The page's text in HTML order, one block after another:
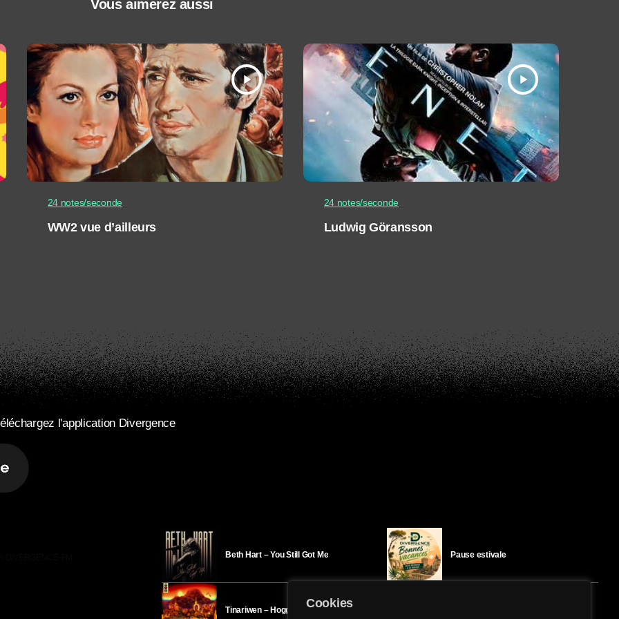
Cookies
Vous aimerez aussi
play_arrow
24 notes/seconde
WW2 vue d’ailleurs
play_arrow
24 notes/seconde
Ludwig Göransson
l'application Divergence
Beth Hart – You Still Got Me
Tinariwen – Hoggar
Pause estivale